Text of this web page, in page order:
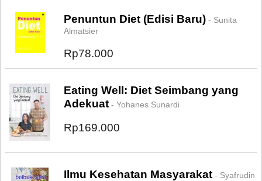
Penuntun Diet (Edisi Baru) - Sunita
Almatsier
Rp78.000
Eating Well: Diet Seimbang yang
Adekuat - Yohanes Sunardi
Rp169.000
Ilmu Kesehatan Masyarakat - Syafrudin